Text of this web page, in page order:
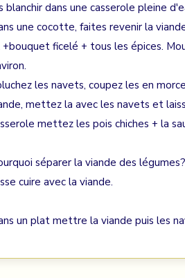
blanchir dans une casserole pleine
une cocotte, faites revenir la
+bouquet ficelé + tous les épices.
les navets, coupez les en
mettez la avec les navets et
mettez les pois chiches + la
séparer la viande des
cuire avec la viande.
un plat mettre la viande puis les